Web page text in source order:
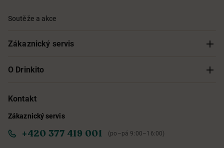
Soutěže a akce
Zákaznický servis
Sledování objednávky
Obchodní podmínky
Ochrana osobních údajů
O Drinkito
O nás
Informace o přístupnosti služby
Kontakt
Zákaznický servis
+420 377 419 001 (po–pá 9:00–16:00)